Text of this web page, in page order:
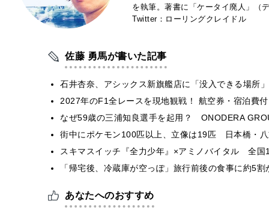
を執筆。著書に「ケータイ廃人」（
Twitter：ローリングクレイドル
佐藤 勇馬が書いた記事
石井杏奈、アシックス新旗艦店に「没入できる場所
2027年のF1全レースを現地観戦！ 航空券・宿泊費
なぜ59歳の三浦知良選手を起用？ ONODERA
街中にポケモン100匹以上、立像は19匹 日本橋・
スキマスイッチ『全力少年』×アミノバイタル 全国
「帰宅後、冷蔵庫が空っぽ」旅行前後の食事に約5
あなたへのおすすめ